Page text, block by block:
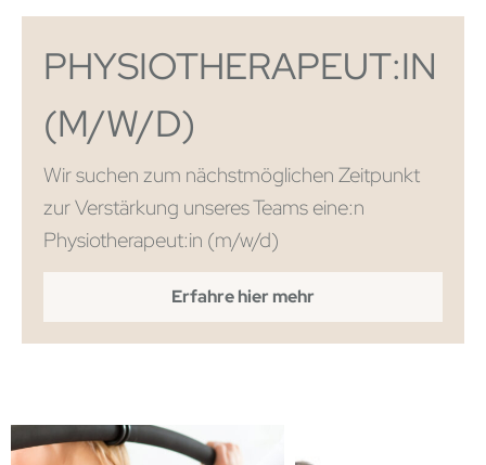
PHYSIOTHERAPEUT:IN
(M/W/D)
Wir suchen zum nächstmöglichen Zeitpunkt
zur Verstärkung unseres Teams eine:n
Physiotherapeut:in (m/w/d)
Erfahre hier mehr